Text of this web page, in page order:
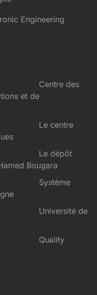
Engineering
Centre des
et de
Le centre
Le dépôt
Bougara
Système
Université de
Quality